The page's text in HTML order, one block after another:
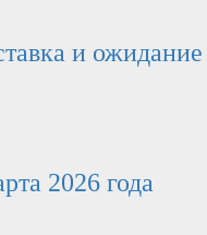
и
2026 года